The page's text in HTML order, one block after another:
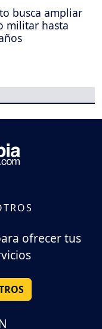
busca ampliar
militar hasta
ofrecer tus